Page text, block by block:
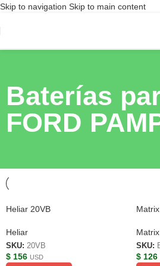
Skip to navigation Skip to main content
Baterías
FORD
Heliar 20VB
Heliar
SKU: 20VB
$ 156 USD
SKU:
$ 126